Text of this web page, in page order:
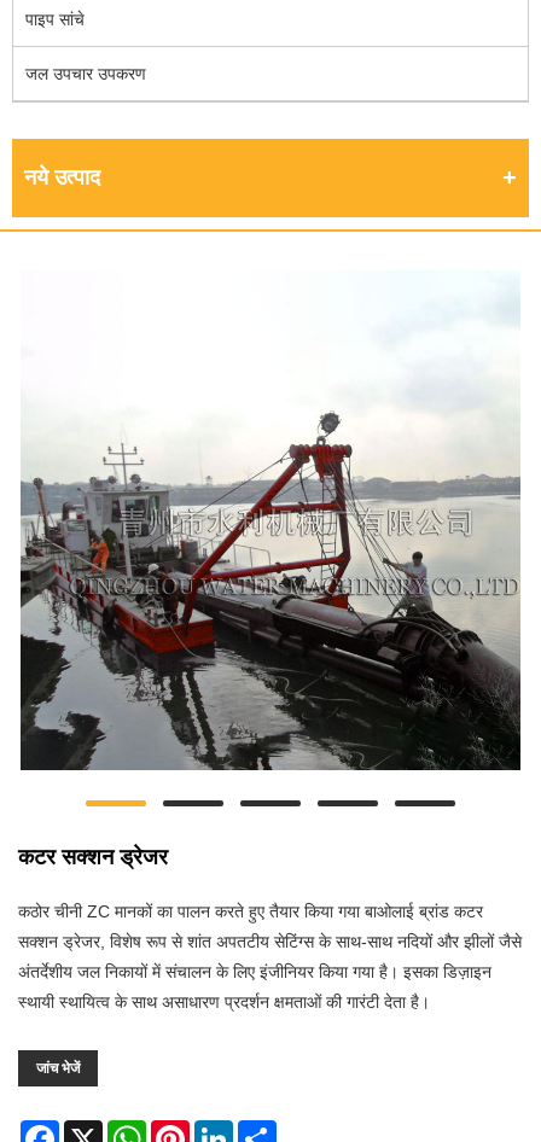
पाइप सांचे
जल उपचार उपकरण
नये उत्पाद
कटर सक्शन ड्रेजर
कठोर चीनी ZC मानकों का पालन करते हुए तैयार किया गया बाओलाई ब्रांड कटर
सक्शन ड्रेजर, विशेष रूप से शांत अपतटीय सेटिंग्स के साथ-साथ नदियों और झीलों जैसे
अंतर्देशीय जल निकायों में संचालन के लिए इंजीनियर किया गया है। इसका डिज़ाइन
स्थायी स्थायित्व के साथ असाधारण प्रदर्शन क्षमताओं की गारंटी देता है।
जांच भेजें
Facebook
X WhatsAppPinterestLinkedIn